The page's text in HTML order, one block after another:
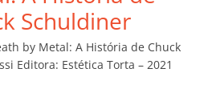
a
ss
ro
k h
ar
Schuldiner
by Metal: A História de Chuck
Editora: Estética Torta – 2021